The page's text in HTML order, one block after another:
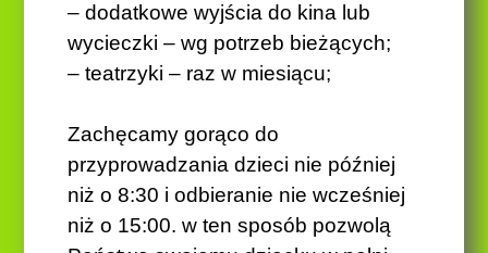
– dodatkowe wyjścia do kina lub
wycieczki – wg potrzeb bieżących;
– teatrzyki – raz w miesiącu;
Zachęcamy gorąco do
przyprowadzania dzieci nie później
niż o 8:30 i odbieranie nie wcześniej
niż o 15:00. w ten sposób pozwolą